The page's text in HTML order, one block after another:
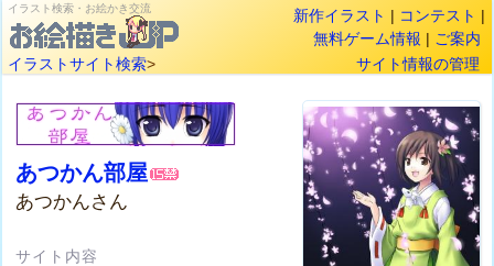
イラスト検索・お絵かき交流 新作イラスト | コンテスト |
無料ゲーム情報 | ご案内
イラストサイト検索> サイト情報の管理
あつかん部屋
あつかんさん
サイト内容